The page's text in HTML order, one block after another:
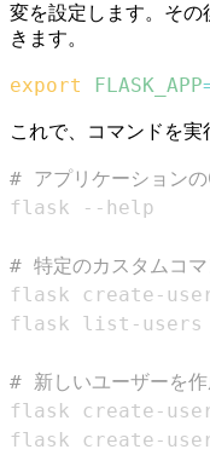
変を設定します。そ
きます。
export FLASK_APP
これで、コマンドを実
# アプリケーション
# 特定のカスタムコ
# 新しいユーザーを